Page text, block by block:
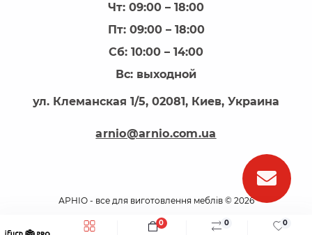
0 0
0
Чт: 09:00 – 18:00
Пт: 09:00 – 18:00
Сб: 10:00 – 14:00
Вс: выходной
ул. Клеманская 1/5, 02081, Киев, Украина
arnio@arnio.com.ua
АРНІО - все для виготовлення меблів © 2026